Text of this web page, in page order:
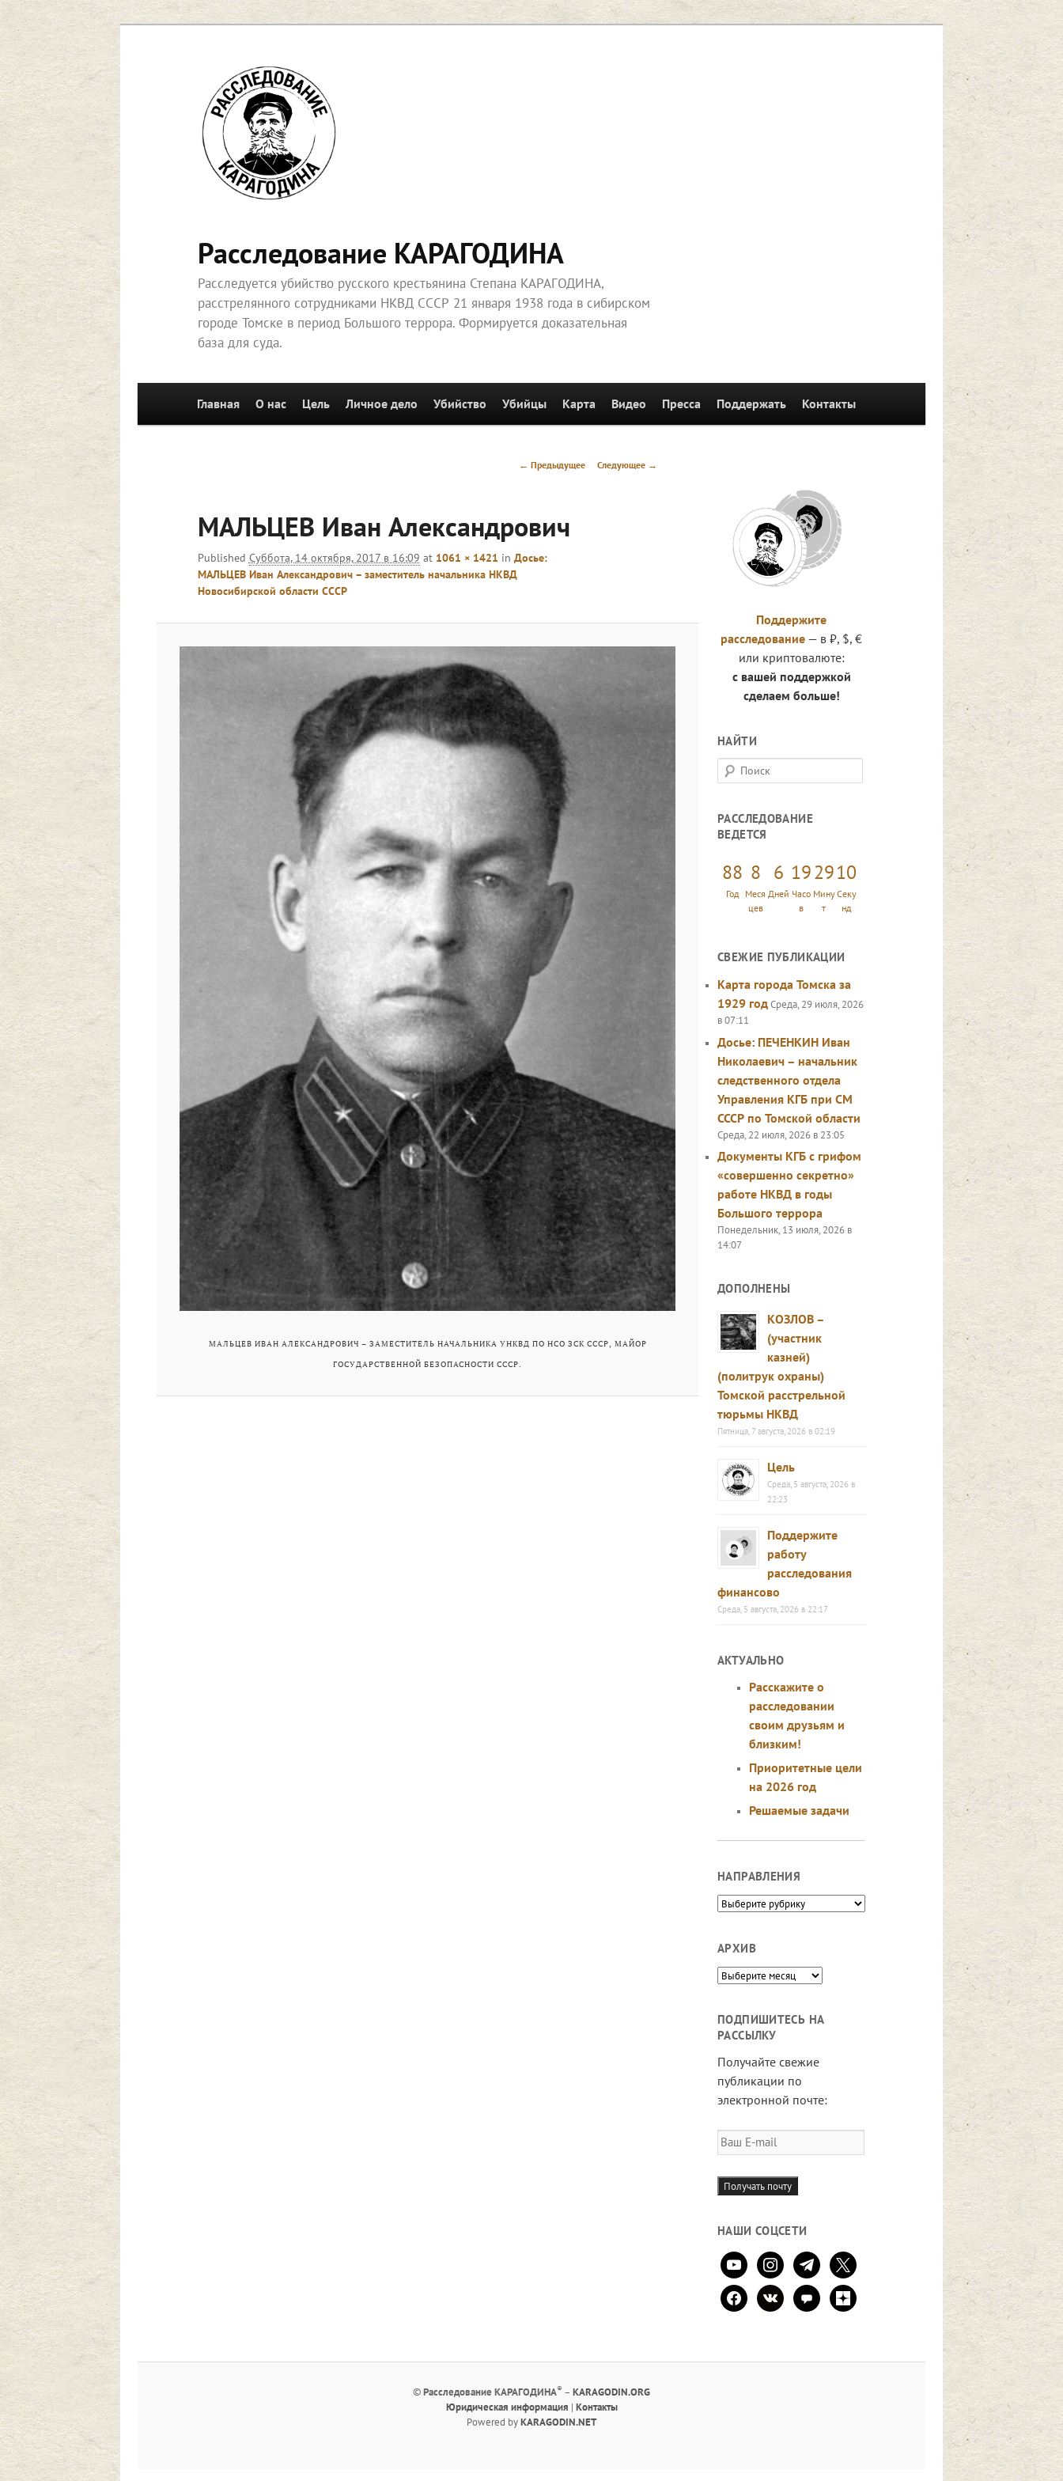
Перейти
к
основному
содержимому
Расследование КАРАГОДИНА
Расследуется убийство русского крестьянина Степана КАРАГОДИНА,
расстрелянного сотрудниками НКВД СССР 21 января 1938 года в сибирском
городе Томске в период Большого террора. Формируется доказательная
база для суда.
Перейти к основному содержимому
Главная О нас Цель Личное дело Убийство Убийцы Карта Видео Пресса Поддержать Контакты
Навигация
← Предыдущее Следующее →
МАЛЬЦЕВ Иван Александрович
Published Суббота, 14 октября, 2017 в 16:09 at 1061 × 1421 in Досье:
МАЛЬЦЕВ Иван Александрович – заместитель начальника НКВД
Новосибирской области СССР
МАЛЬЦЕВ ИВАН АЛЕКСАНДРОВИЧ – ЗАМЕСТИТЕЛЬ НАЧАЛЬНИКА УНКВД ПО НСО ЗСК СССР, МАЙОР
ГОСУДАРСТВЕННОЙ БЕЗОПАСНОСТИ СССР.
Поддержите
расследование — в ₽, $, €
или криптовалюте:
с вашей поддержкой
сделаем больше!
НАЙТИ
П
о
с
к
РАССЛЕДОВАНИЕ
ВЕДЕТСЯ
88
Год
8
Меся
цев
6
Дней
19
Часо
в
29
Мину
т
12
Секу
нд
СВЕЖИЕ ПУБЛИКАЦИИ
Карта города Томска за
1929 годСреда, 29 июля, 2026
в 07:11
Досье: ПЕЧЕНКИН Иван
Николаевич – начальник
следственного отдела
Управления КГБ при СМ
СССР по Томской области
Среда, 22 июля, 2026 в 23:05
Документы КГБ с грифом
«совершенно секретно»
работе НКВД в годы
Большого террора
Понедельник, 13 июля, 2026 в
14:07
ДОПОЛНЕНЫ
КОЗЛОВ –
(участник
казней)
(политрук охраны)
Томской расстрельной
тюрьмы НКВД
Пятница, 7 августа, 2026 в 02:19
Цель
Среда, 5 августа, 2026 в
22:23
Поддержите
работу
расследования
финансово
Среда, 5 августа, 2026 в 22:17
АКТУАЛЬНО
Расскажите о
расследовании
своим друзьям и
близким!
Приоритетные цели
на 2026 год
Решаемые задачи
НАПРАВЛЕНИЯ
Направления
АРХИВ
Архив
ПОДПИШИТЕСЬ НА
РАССЫЛКУ
Получайте свежие
публикации по
электронной почте:
Ваш
E-
mail
Получать почту
НАШИ СОЦСЕТИ
youtubeinstagramtelegram
x
facebookvkontaktecomment
zen-
yandex
©Расследование КАРАГОДИНА® – KARAGODIN.ORG
Юридическая информация | Контакты
Powered byKARAGODIN.NET